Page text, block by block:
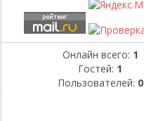
Онлайн всего: 1
Гостей: 1
Пользователей: 0